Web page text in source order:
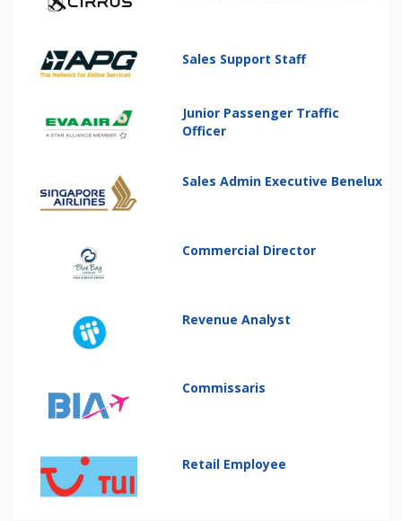
Sales Support Staff
Junior Passenger Traffic
Officer
Sales Admin Executive Benelux
Commercial Director
Revenue Analyst
Commissaris
Retail Employee